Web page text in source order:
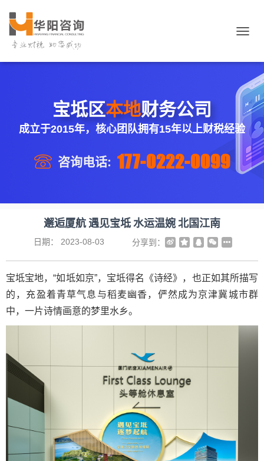
导
宝坻区本地财务公司
成立于2015年，核心团队拥有15年以上财税经验
咨询电话: 177-0222-0099
邂逅厦航 遇见宝坻 水运温婉 北国江南
日期： 2023-08-03 分享到：
宝坻宝地，“如坻如京”，宝坻得名《诗经》，也正如其所描写
的，充盈着青草气息与稻麦幽香，俨然成为京津冀城市群
中，一片诗情画意的梦里水乡。